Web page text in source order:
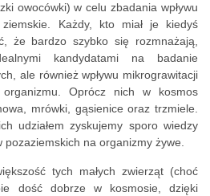
owocówki) w celu zbadania wpływu
Każdy, kto miał je kiedyś
że bardzo szybko się rozmnażają,
kandydatami na badanie
ale również wpływu mikrograwitacji
Oprócz nich w kosmos
mrówki, gąsienice oraz trzmiele.
udziałem zyskujemy sporo wiedzy
pozaziemskich na organizmy żywe.
tych małych zwierząt (choć
dość dobrze w kosmosie, dzięki